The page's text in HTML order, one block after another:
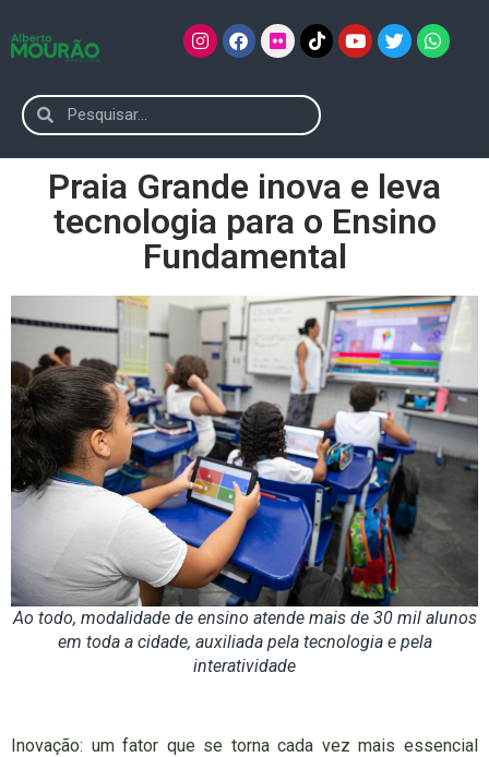
Praia Grande inova e leva
tecnologia para o Ensino
Fundamental
Ao todo, modalidade de ensino atende mais de 30 mil alunos
em toda a cidade, auxiliada pela tecnologia e pela
interatividade
Inovação: um fator que se torna cada vez mais essencial